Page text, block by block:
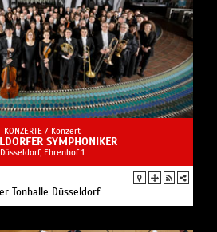
KONZERTE / Konzert
SYMPHONIKER
Düsseldorf, Ehrenhof 1
Tonhalle Düsseldorf